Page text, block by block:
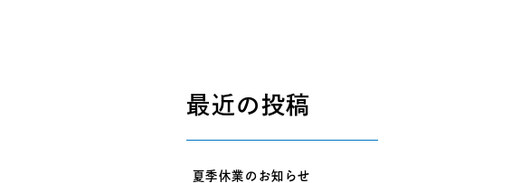
最近の投稿
夏季休業のお知らせ